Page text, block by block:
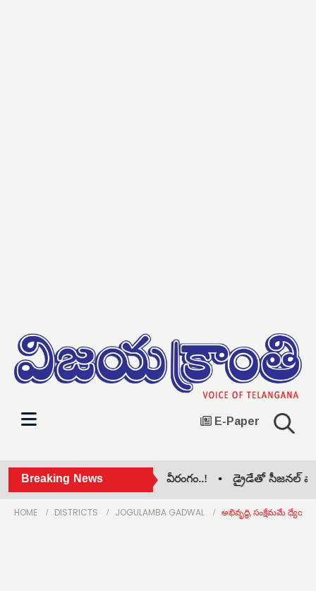
E-Paper
Breaking News
కృష్ణానది వద్ద తాగుబోతుల వీరంగం..! •డ్రైడేతో సీజనల్
HOME DISTRICTS JOGULAMBA GADWAL అభివృద్ధి, సంక్షేమమే